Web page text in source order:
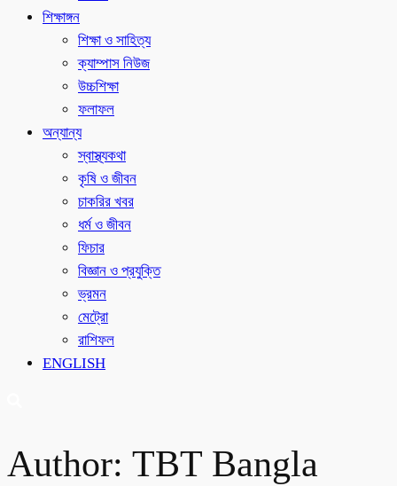
শিক্ষাঙ্গন
শিক্ষা ও সাহিত্য
ক্যাম্পাস নিউজ
উচ্চশিক্ষা
ফলাফল
অন্যান্য
স্বাস্থ্যকথা
কৃষি ও জীবন
চাকরির খবর
ধর্ম ও জীবন
ফিচার
বিজ্ঞান ও প্রযুক্তি
ভ্রমন
মেট্রো
রাশিফল
ENGLISH
Author: TBT Bangla